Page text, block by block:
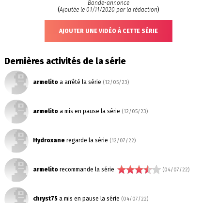
Bande-annonce
(Ajoutée le 01/11/2020 par la rédaction)
AJOUTER UNE VIDÉO À CETTE SÉRIE
Dernières activités de la série
armelitoa arrêté la série (12/05/23)
armelitoa mis en pause la série (12/05/23)
Hydroxaneregarde la série (12/07/22)
armelitorecommande la série (04/07/22)
chryst75a mis en pause la série (04/07/22)